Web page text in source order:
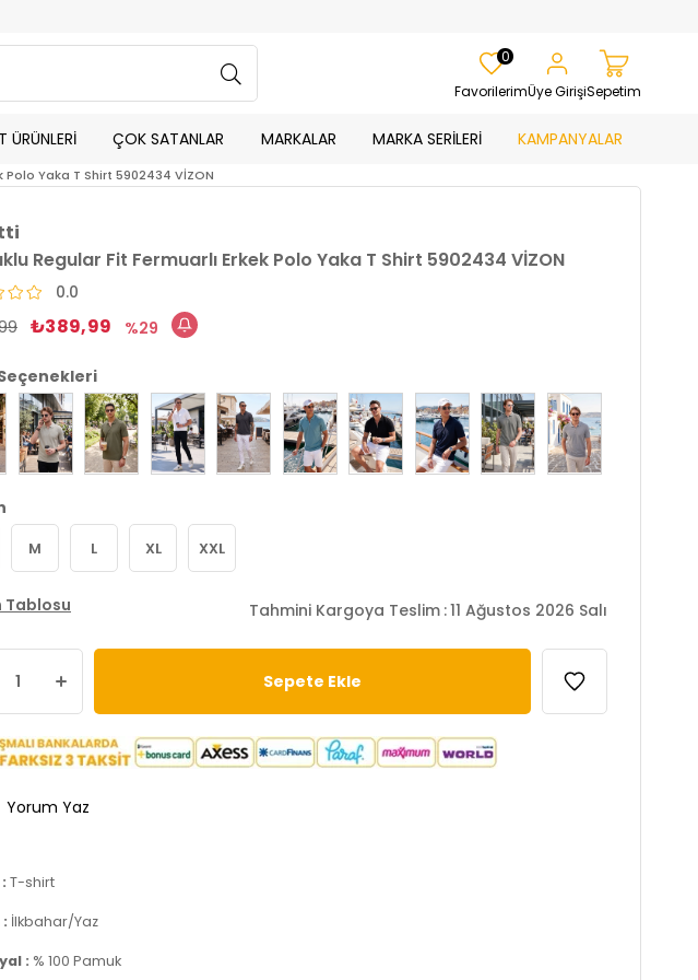
Favorilerim
0
Üye GirişiSepetim
ÜRÜNLERİ ÇOK SATANLAR MARKALAR MARKA SERİLERİ KAMPANYALAR
Polo Yaka T Shirt 5902434 VİZON
Regular Fit Fermuarlı Erkek Polo Yaka T Shirt 5902434 VİZON
0.0
₺389,99 29
M L XL XXL
Tablosu Tahmini Kargoya Teslim :11 Ağustos 2026 Salı
Yorum Yaz
T-shirt
İlkbahar/Yaz
: % 100 Pamuk